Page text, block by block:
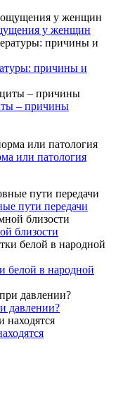
у женщин
причины и
– причины
или патология
пути передачи
близости
белой в народной
давлении?